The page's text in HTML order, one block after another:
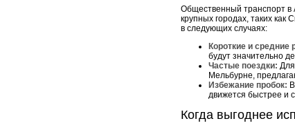
Общественный транспорт в
крупных городах, таких
в следующих случаях:
Короткие и средние
будут значительно
Частые поездки:
Мельбурне,
Избежание пробок:
движется быстрее и
Когда выгоднее